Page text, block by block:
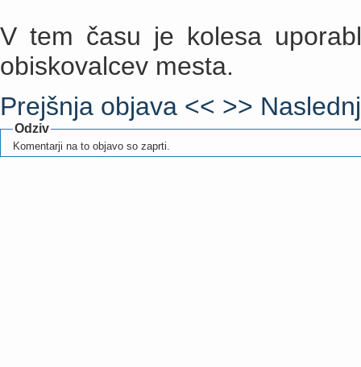
V tem času je kolesa
obiskovalcev mesta.
Prejšnja objava << >>
Odziv
Komentarji na to objavo so zaprti.